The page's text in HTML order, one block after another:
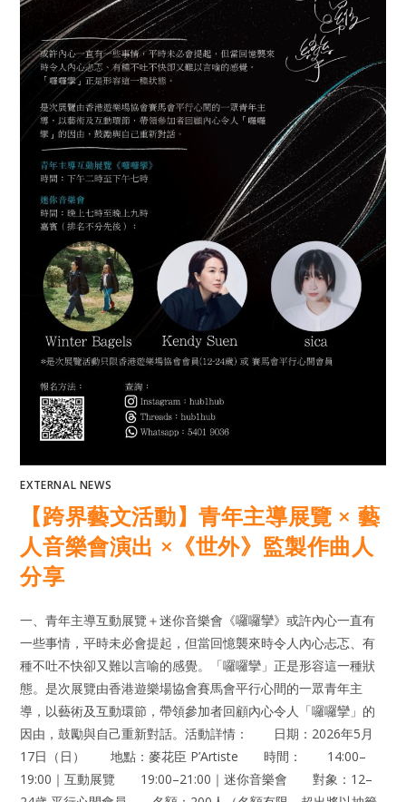
EXTERNAL NEWS
【跨界藝文活動】青年主導展覽 × 藝
人音樂會演出 ×《世外》監製作曲人
分享
一、青年主導互動展覽＋迷你音樂會《囉囉攣》或許內心一直有
一些事情，平時未必會提起，但當回憶襲來時令人內心忐忑、有
種不吐不快卻又難以言喻的感覺。「囉囉攣」正是形容這一種狀
態。是次展覽由香港遊樂場協會賽馬會平行心間的一眾青年主
導，以藝術及互動環節，帶領參加者回顧內心令人「囉囉攣」的
因由，鼓勵與自己重新對話。活動詳情： 日期：2026年5月
17日（日） 地點：麥花臣 P’Artiste 時間： 14:00–
19:00｜互動展覽 19:00–21:00｜迷你音樂會 對象：12–